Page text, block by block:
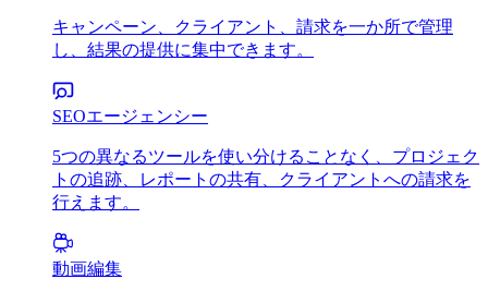
キャンペーン、クライアント、請求を一か所で管理
し、結果の提供に集中できます。
SEOエージェンシー
5つの異なるツールを使い分けることなく、プロジェク
トの追跡、レポートの共有、クライアントへの請求を
行えます。
動画編集